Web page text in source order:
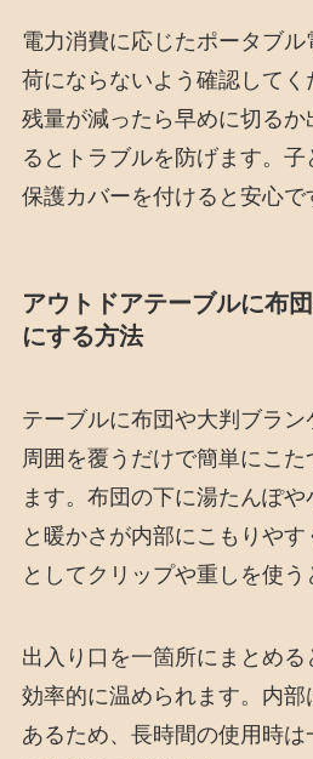
電力消費に応じたポータブ
荷にならないよう確認して
残量が減ったら早めに切る
るとトラブルを防げます。子
保護カバーを付けると安心で
アウトドアテーブルに布
にする方法
テーブルに布団や大判ブラ
周囲を覆うだけで簡単にこ
ます。布団の下に湯たんぽや
と暖かさが内部にこもりや
としてクリップや重しを使う
出入り口を一箇所にまとめる
効率的に温められます。内
あるため、長時間の使用時